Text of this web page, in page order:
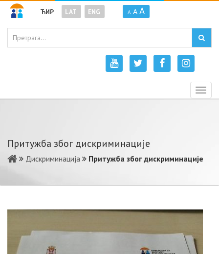
ЋИР LAT ENG A A A
Притужба због дискриминације
Дискриминација Притужба због дискриминације